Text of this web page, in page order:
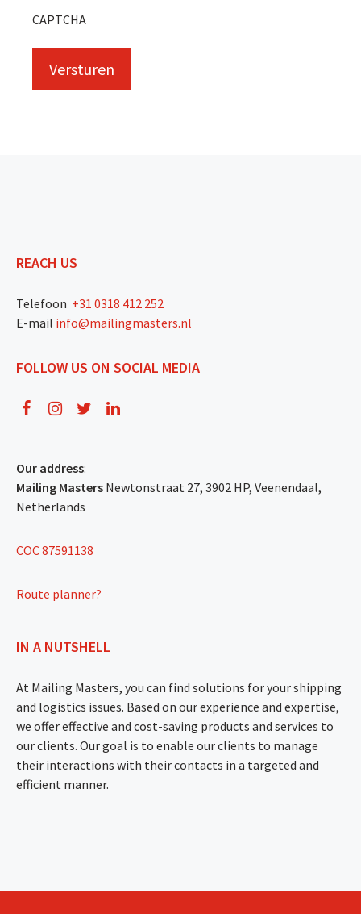
CAPTCHA
REACH US
Telefoon +31 0318 412 252
E-mail info@mailingmasters.nl
FOLLOW US ON SOCIAL MEDIA
Our address:
Mailing Masters Newtonstraat 27, 3902 HP, Veenendaal,
Netherlands
COC 87591138
Route planner?
IN A NUTSHELL
At Mailing Masters, you can find solutions for your shipping
and logistics issues. Based on our experience and expertise,
we offer effective and cost-saving products and services to
our clients. Our goal is to enable our clients to manage
their interactions with their contacts in a targeted and
efficient manner.